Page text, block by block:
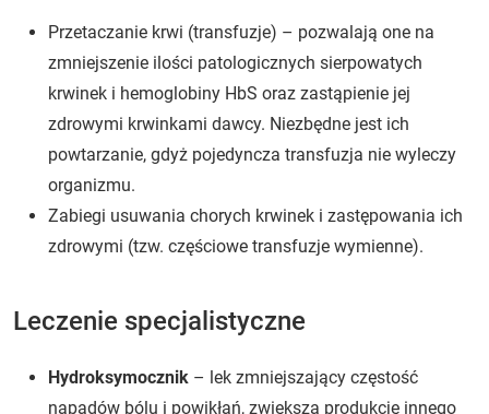
Przetaczanie krwi (transfuzje) – pozwalają one na
zmniejszenie ilości patologicznych sierpowatych
krwinek i hemoglobiny HbS oraz zastąpienie jej
zdrowymi krwinkami dawcy. Niezbędne jest ich
powtarzanie, gdyż pojedyncza transfuzja nie wyleczy
organizmu.
Zabiegi usuwania chorych krwinek i zastępowania ich
zdrowymi (tzw. częściowe transfuzje wymienne).
Leczenie specjalistyczne
Hydroksymocznik – lek zmniejszający częstość
napadów bólu i powikłań, zwiększa produkcję innego